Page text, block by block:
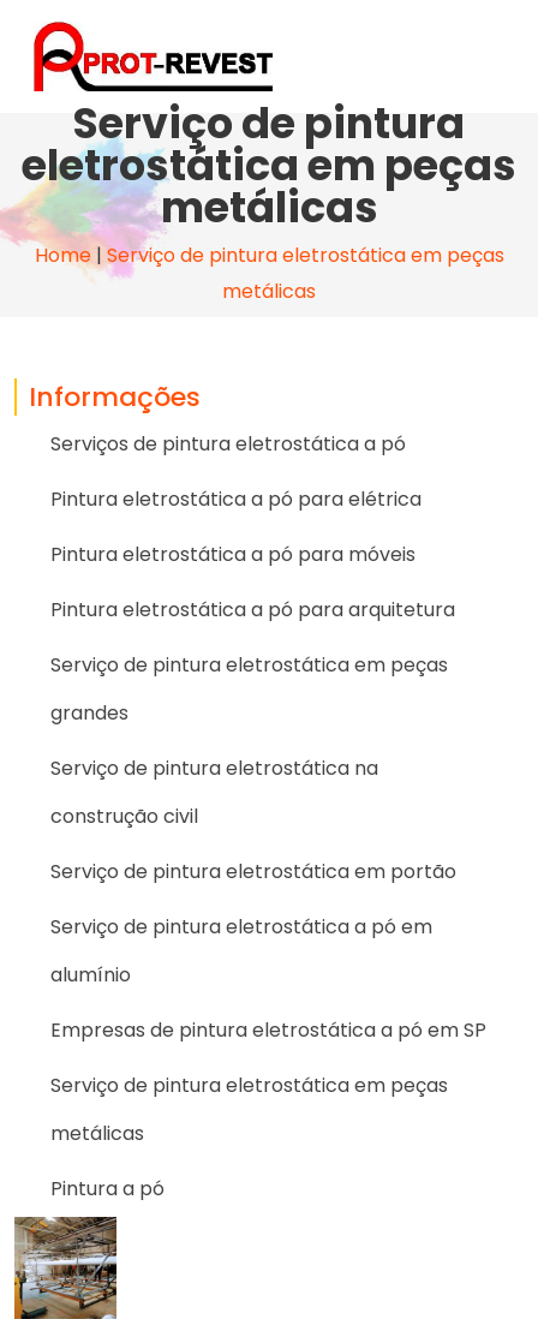
Serviço de pintura
eletrostática em peças
metálicas
Home| Serviço de pintura eletrostática em peças
metálicas
Informações
Serviços de pintura eletrostática a pó
Pintura eletrostática a pó para elétrica
Pintura eletrostática a pó para móveis
Pintura eletrostática a pó para arquitetura
Serviço de pintura eletrostática em peças
grandes
Serviço de pintura eletrostática na
construção civil
Serviço de pintura eletrostática em portão
Serviço de pintura eletrostática a pó em
alumínio
Empresas de pintura eletrostática a pó em SP
Serviço de pintura eletrostática em peças
metálicas
Pintura a pó